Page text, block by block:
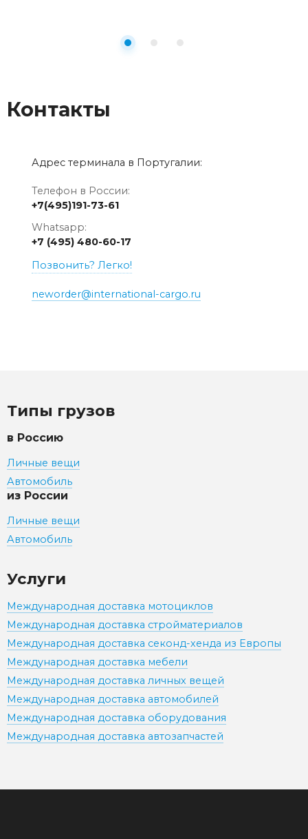
Контакты
Адрес терминала в Португалии:
Телефон в России:
+7(495)191-73-61
Whatsapp:
+7 (495) 480-60-17
Позвонить? Легко!
neworder@international-cargo.ru
Типы грузов
в Россию
Личные вещи
Автомобиль
из России
Личные вещи
Автомобиль
Услуги
Международная доставка мотоциклов
Международная доставка стройматериалов
Международная доставка секонд-хенда из Европы
Международная доставка мебели
Международная доставка личных вещей
Международная доставка автомобилей
Международная доставка оборудования
Международная доставка автозапчастей